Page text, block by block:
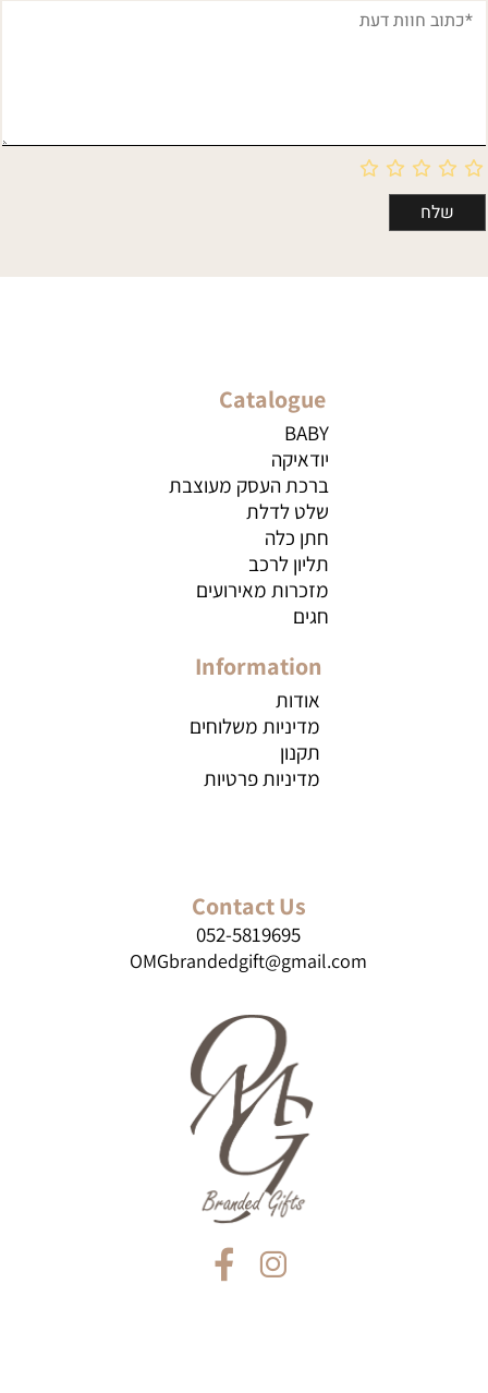
Catalogue
BABY
יודאיקה
ברכת העסק מעוצבת
שלט לדלת
חתן כלה
תליון לרכב
מזכרות מאירועים
חגים
Information
אודות
מדיניות משלוחים
תקנון
מדיניות פרטיות
Contact Us
052-5819695
OMGbrandedgift@gmail.com